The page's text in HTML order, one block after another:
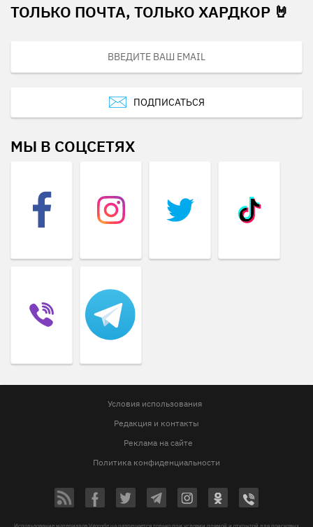
ТОЛЬКО ПОЧТА, ТОЛЬКО ХАРДКОР 🤘
ПОДПИСАТЬСЯ
МЫ В СОЦСЕТЯХ
Условия использования
Редакция и контакты
Реклама на сайте
Политика конфиденциальности
Использование материалов Vgorode.ua разрешается только при условии прямой и открытой для поисковых